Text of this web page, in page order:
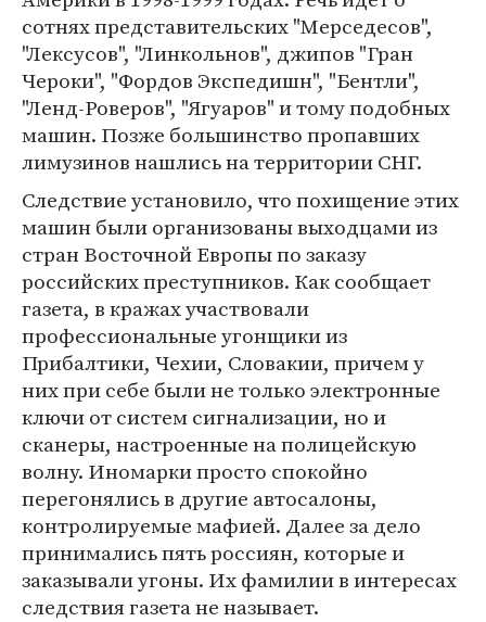
сотнях представительских "Мерседесов",
"Лексусов", "Линкольнов", джипов "Гран
Чероки", "Фордов Экспедишн", "Бентли",
"Ленд-Роверов", "Ягуаров" и тому подобных
машин. Позже большинство пропавших
лимузинов нашлись на территории СНГ.
Следствие установило, что похищение этих
машин были организованы выходцами из
стран Восточной Европы по заказу
российских преступников. Как сообщает
газета, в кражах участвовали
профессиональные угонщики из
Прибалтики, Чехии, Словакии, причем у
них при себе были не только электронные
ключи от систем сигнализации, но и
сканеры, настроенные на полицейскую
волну. Иномарки просто спокойно
перегонялись в другие автосалоны,
контролируемые мафией. Далее за дело
принимались пять россиян, которые и
заказывали угоны. Их фамилии в интересах
следствия газета не называет.